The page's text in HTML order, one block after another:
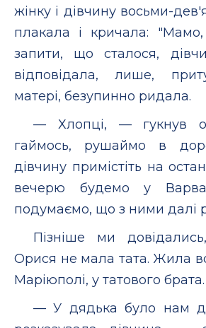
жінку і дівчину восьми-
плакала і кричала:
запити, що сталося,
відповідала, лише,
матері, безупинно ридала.
— Хлопці, — гукнув
гаймось, рушаймо в
дівчину примістіть на
вечерю будемо у
подумаємо, що з ними далі
Пізніше ми
Орися не мала тата. Жила
Маріюполі, у татового брата.
— У дядька було нам